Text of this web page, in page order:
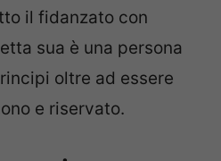
il fidanzato con
sua è una persona
oltre ad essere
e riservato.